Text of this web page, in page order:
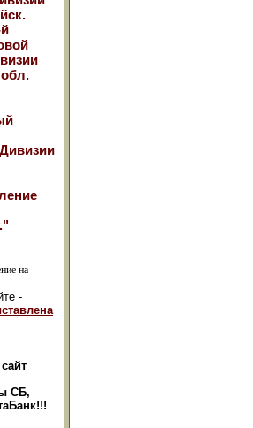
на
-
СБ,